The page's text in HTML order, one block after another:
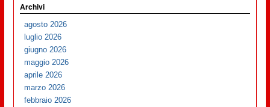
Archivi
agosto 2026
luglio 2026
giugno 2026
maggio 2026
aprile 2026
marzo 2026
febbraio 2026